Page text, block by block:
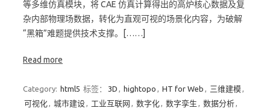
等多维仿真模块，将 CAE 仿真计算得出的高炉核心数据及复
杂内部物理场数据，转化为直观可视的场景化内容，为破解
“黑箱”难题提供技术支撑。[……]
Read more
Category: html5 标签： 3D , hightopo , HT for Web , 三维建模,
可视化, 城市建设, 工业互联网 , 数字化, 数字孪生 , 数据分析,